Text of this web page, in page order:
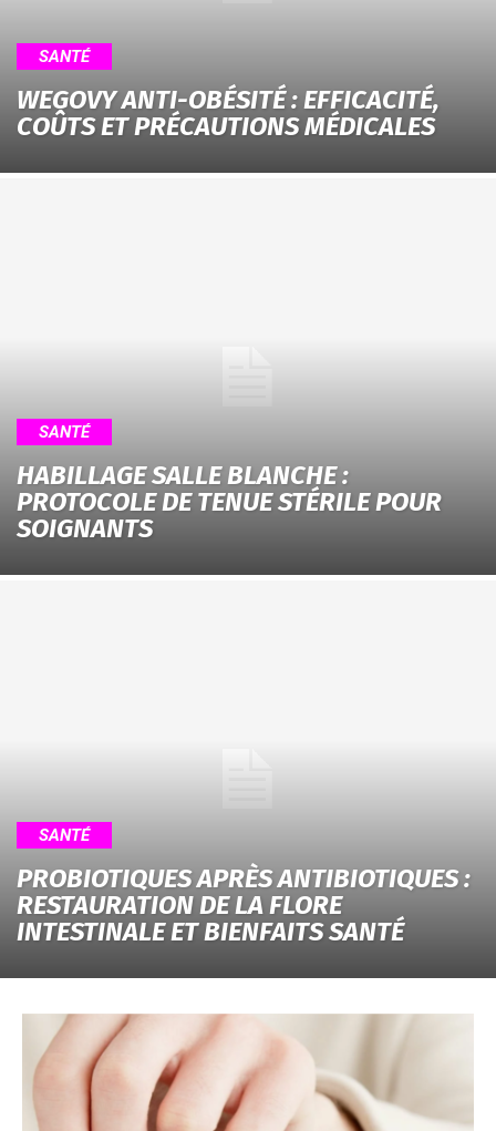
SANTÉ
WEGOVY ANTI-OBÉSITÉ : EFFICACITÉ,
COÛTS ET PRÉCAUTIONS MÉDICALES
SANTÉ
HABILLAGE SALLE BLANCHE :
PROTOCOLE DE TENUE STÉRILE POUR
SOIGNANTS
SANTÉ
PROBIOTIQUES APRÈS ANTIBIOTIQUES :
RESTAURATION DE LA FLORE
INTESTINALE ET BIENFAITS SANTÉ